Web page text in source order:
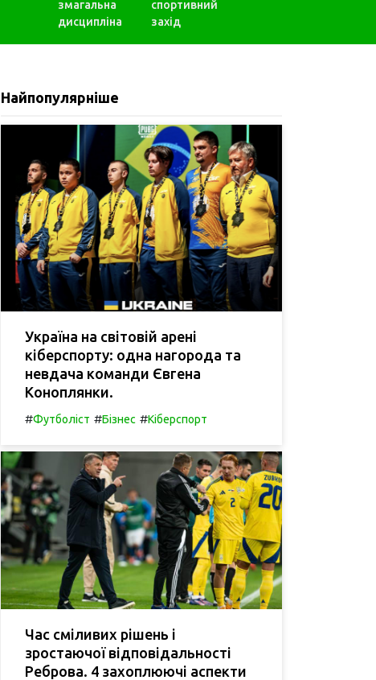
змагальна
дисципліна
спортивний
захід
Найпопулярніше
Україна на світовій арені
кіберспорту: одна нагорода та
невдача команди Євгена
Коноплянки.
#Футболіст #Бізнес #Кіберспорт
Час сміливих рішень і
зростаючої відповідальності
Реброва. 4 захоплюючі аспекти